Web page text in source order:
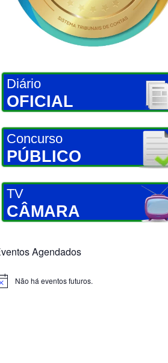
Diário
OFICIAL
Concurso
PÚBLICO
TV
CÂMARA
Agendados
Não há eventos futuros.